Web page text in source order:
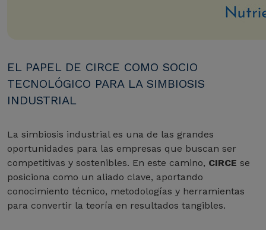
EL PAPEL DE CIRCE COMO SOCIO
TECNOLÓGICO PARA LA SIMBIOSIS
INDUSTRIAL
La simbiosis industrial es una de las grandes
oportunidades para las empresas que buscan ser
competitivas y sostenibles. En este camino, CIRCE se
posiciona como un aliado clave, aportando
conocimiento técnico, metodologías y herramientas
para convertir la teoría en resultados tangibles.